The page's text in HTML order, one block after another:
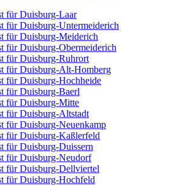
für Duisburg-Laar
für Duisburg-Untermeiderich
für Duisburg-Meiderich
für Duisburg-Obermeiderich
für Duisburg-Ruhrort
für Duisburg-Alt-Homberg
für Duisburg-Hochheide
für Duisburg-Baerl
für Duisburg-Mitte
für Duisburg-Altstadt
für Duisburg-Neuenkamp
für Duisburg-Kaßlerfeld
für Duisburg-Duissern
für Duisburg-Neudorf
für Duisburg-Dellviertel
für Duisburg-Hochfeld